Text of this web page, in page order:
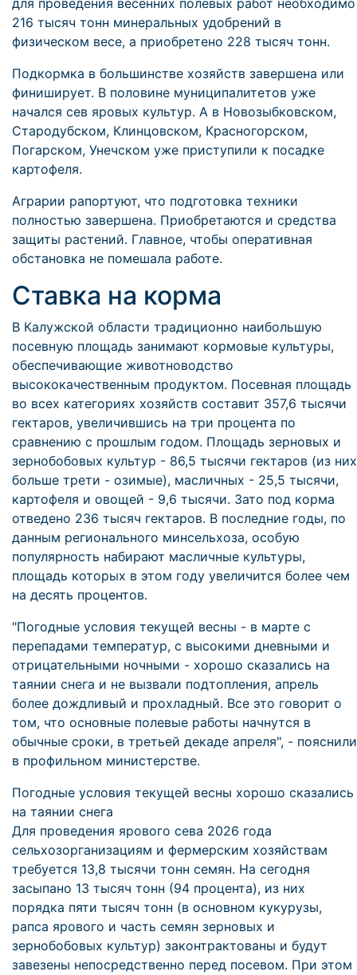
для проведения весенних полевых работ необходимо
216 тысяч тонн минеральных удобрений в
физическом весе, а приобретено 228 тысяч тонн.
Подкормка в большинстве хозяйств завершена или
финиширует. В половине муниципалитетов уже
начался сев яровых культур. А в Новозыбковском,
Стародубском, Клинцовском, Красногорском,
Погарском, Унечском уже приступили к посадке
картофеля.
Аграрии рапортуют, что подготовка техники
полностью завершена. Приобретаются и средства
защиты растений. Главное, чтобы оперативная
обстановка не помешала работе.
Ставка на корма
В Калужской области традиционно наибольшую
посевную площадь занимают кормовые культуры,
обеспечивающие животноводство
высококачественным продуктом. Посевная площадь
во всех категориях хозяйств составит 357,6 тысячи
гектаров, увеличившись на три процента по
сравнению с прошлым годом. Площадь зерновых и
зернобобовых культур - 86,5 тысячи гектаров (из них
больше трети - озимые), масличных - 25,5 тысячи,
картофеля и овощей - 9,6 тысячи. Зато под корма
отведено 236 тысяч гектаров. В последние годы, по
данным регионального минсельхоза, особую
популярность набирают масличные культуры,
площадь которых в этом году увеличится более чем
на десять процентов.
"Погодные условия текущей весны - в марте с
перепадами температур, с высокими дневными и
отрицательными ночными - хорошо сказались на
таянии снега и не вызвали подтопления, апрель
более дождливый и прохладный. Все это говорит о
том, что основные полевые работы начнутся в
обычные сроки, в третьей декаде апреля", - пояснили
в профильном министерстве.
Погодные условия текущей весны хорошо сказались
на таянии снега
Для проведения ярового сева 2026 года
сельхозорганизациям и фермерским хозяйствам
требуется 13,8 тысячи тонн семян. На сегодня
засыпано 13 тысяч тонн (94 процента), из них
порядка пяти тысяч тонн (в основном кукурузы,
рапса ярового и часть семян зерновых и
зернобобовых культур) законтрактованы и будут
завезены непосредственно перед посевом. При этом